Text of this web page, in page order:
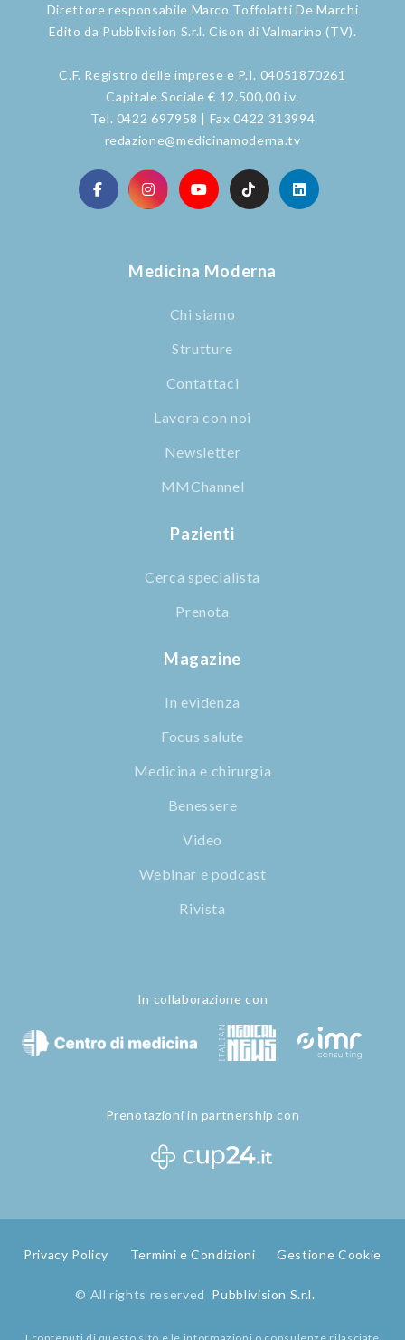
Direttore responsabile Marco Toffolatti De Marchi
Edito da Pubblivision S.r.l. Cison di Valmarino (TV).
C.F. Registro delle imprese e P.I. 04051870261
Capitale Sociale € 12.500,00 i.v.
Tel. 0422 697958 | Fax 0422 313994
redazione@medicinamoderna.tv
Medicina Moderna
Chi siamo
Strutture
Contattaci
Lavora con noi
Newsletter
MMChannel
Pazienti
Cerca specialista
Prenota
Magazine
In evidenza
Focus salute
Medicina e chirurgia
Benessere
Video
Webinar e podcast
Rivista
In collaborazione con
Prenotazioni in partnership con
Privacy Policy Termini e Condizioni Gestione Cookie
© All rights reserved Pubblivision S.r.l.